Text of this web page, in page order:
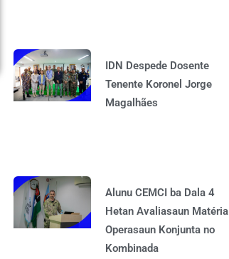
IDN Despede Dosente
Tenente Koronel Jorge
Magalhães
Alunu CEMCI ba Dala 4
Hetan Avaliasaun Matéria
Operasaun Konjunta no
Kombinada